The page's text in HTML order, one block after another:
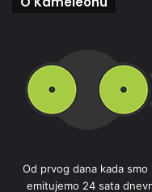
Od prvog dana kada
emitujemo 24 sata